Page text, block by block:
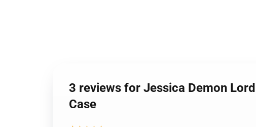
3 reviews for Jessica Demon
Case